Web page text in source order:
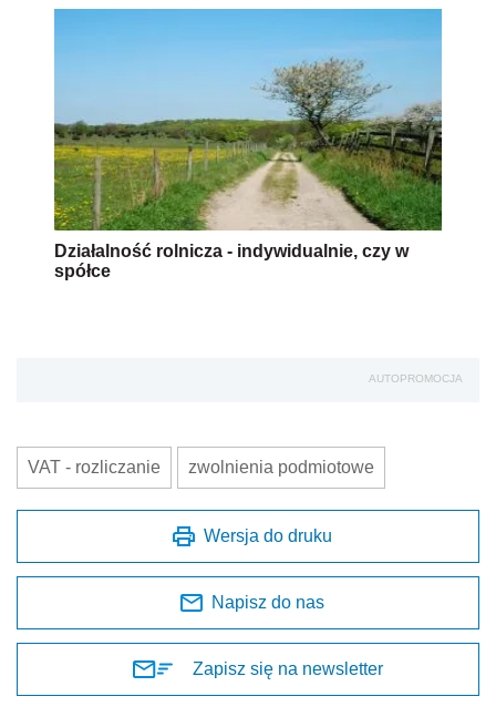
Działalność rolnicza - indywidualnie, czy w
spółce
AUTOPROMOCJA
VAT - rozliczanie zwolnienia podmiotowe
Wersja do druku
Napisz do nas
Zapisz się na newsletter